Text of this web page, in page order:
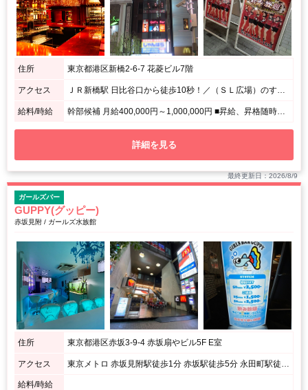
住所 東京都港区新橋2-6-7 花菱ビル7階
アクセス ＪＲ新橋駅 日比谷口から徒歩10秒！／（ＳＬ広場）のすぐ前です！1階が富士ソバのビルです！
給料/時給 幹部候補 月給400,000円～1,000,000円 ■昇給、昇格随時！ ■日払いOK！ ※月給100万円以上も可能！ ホール(社員) 月給300,000円～500,000円 ■昇給、昇格随時！
詳細を見る
最終更新日：2026/8/9
ガールズバー
GUPPY(グッピー)
赤坂見附 / ガールズ水族館
住所 東京都港区赤坂3-9-4 赤坂扇やビル5F E室
アクセス 東京メトロ 赤坂見附駅徒歩1分 赤坂駅徒歩5分 永田町駅徒歩5分
給料/時給